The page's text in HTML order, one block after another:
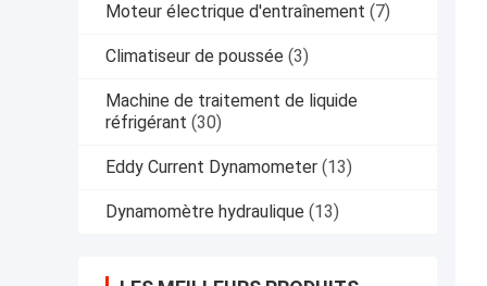
Moteur électrique d'entraînement (7)
Climatiseur de poussée (3)
Machine de traitement de liquide
réfrigérant (30)
Eddy Current Dynamometer (13)
Dynamomètre hydraulique (13)